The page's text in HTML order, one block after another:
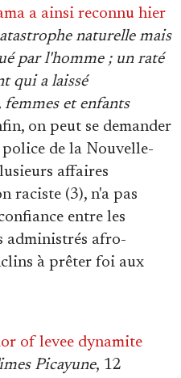
a ainsi reconnu hier
naturelle mais
par l'homme ; un raté
qui a laissé
et enfants
on peut se demander
de la Nouvelle-
affaires
raciste (3), n'a pas
entre les
administrés afro-
à prêter foi aux
of levee dynamite
Picayune, 12